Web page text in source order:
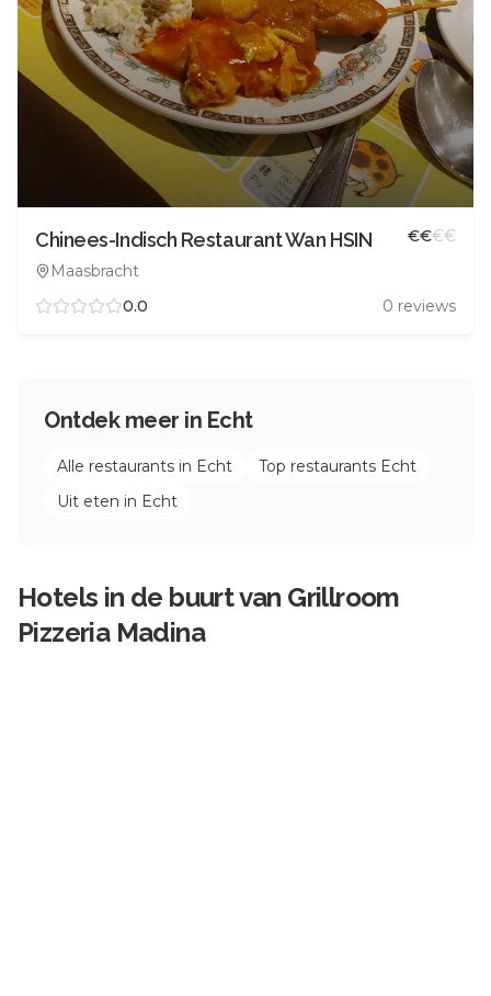
Chinees-Indisch Restaurant Wan HSIN
Maasbracht
€€€€
0.0 0 reviews
Ontdek meer in Echt
Alle restaurants in Echt Top restaurants Echt
Uit eten in Echt
Hotels in de buurt van Grillroom
Pizzeria Madina